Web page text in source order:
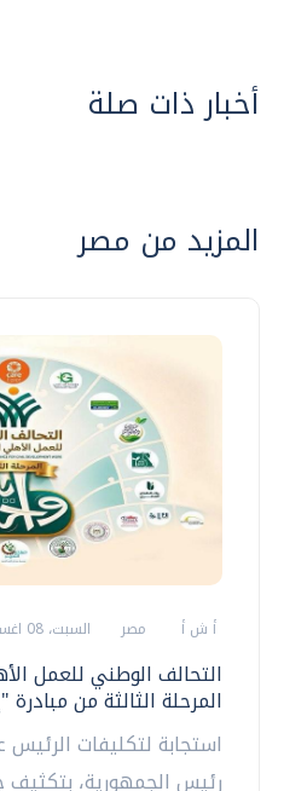
أخبار ذات صلة
المزيد من مصر
أ ش أ مصر السبت، 08 اغسطس 2026 04:27 م
التحالف الوطني للعمل
المرحلة الثالثة من
استجابة لتكليفات
رئيس الجمهورية، بتكثيف